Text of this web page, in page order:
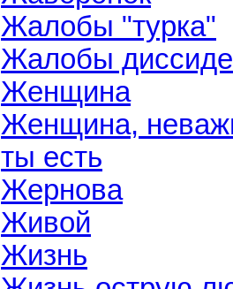
Жалобы "турка"
Жалобы
Женщина
Женщина,
ты есть
Жернова
Живой
Жизнь